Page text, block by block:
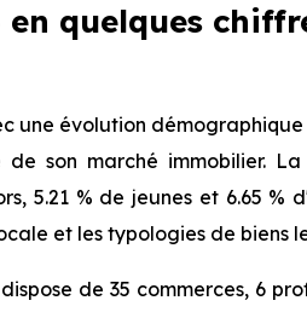
quelques
une évolution
son marché immobilier.
5.21 % de jeunes et 6.65
et les typologies de biens
de 35 commerces, 6